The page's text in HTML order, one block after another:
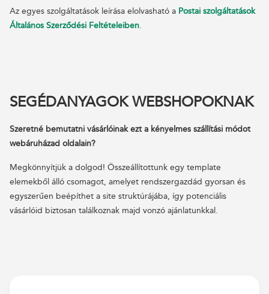
Az egyes szolgáltatások leírása elolvasható a Postai szolgáltatások
Általános Szerződési Feltételeiben.
SEGÉDANYAGOK WEBSHOPOKNAK
Szeretné bemutatni vásárlóinak ezt a kényelmes szállítási módot
webáruházad oldalain?
Megkönnyítjük a dolgod! Összeállítottunk egy template
elemekből álló csomagot, amelyet rendszergazdád gyorsan és
egyszerűen beépíthet a site struktúrájába, így potenciális
vásárlóid biztosan találkoznak majd vonzó ajánlatunkkal.